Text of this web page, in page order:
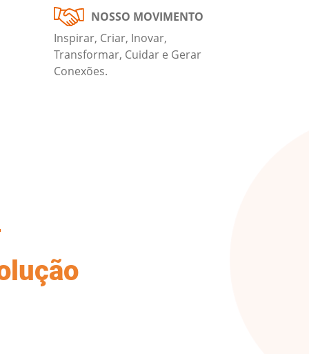
NOSSO MOVIMENTO
Inspirar, Criar, Inovar,
Transformar, Cuidar e Gerar
Conexões.